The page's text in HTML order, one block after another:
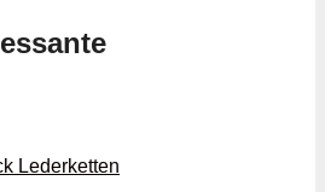
Leder­ketten